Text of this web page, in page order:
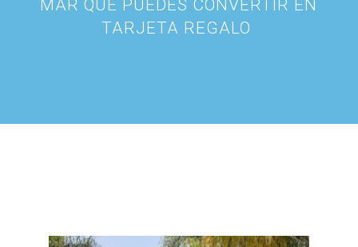
MAR QUE PUEDES CONVERTIR EN
TARJETA REGALO